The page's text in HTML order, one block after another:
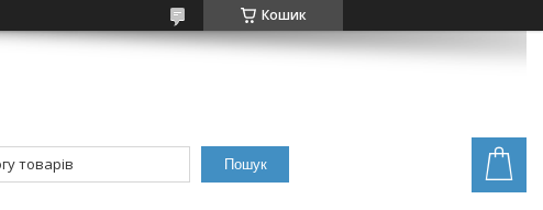
Кошик
Пошук